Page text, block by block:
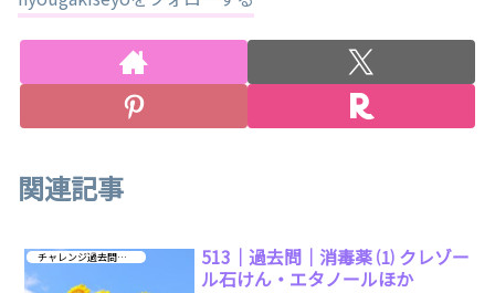
関連記事
チャレンジ過去問 第３章
513｜過去問｜消毒薬 ⑴ クレゾー
ル石けん・エタノールほか